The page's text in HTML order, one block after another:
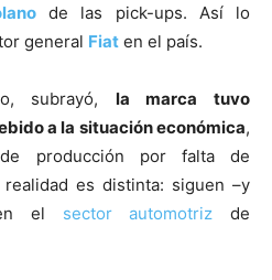
de las pick-ups. Así lo
general Fiat en el país.
subrayó, la marca tuvo
a la situación económica,
de producción por falta de
es distinta: siguen –y
en el sector automotriz de